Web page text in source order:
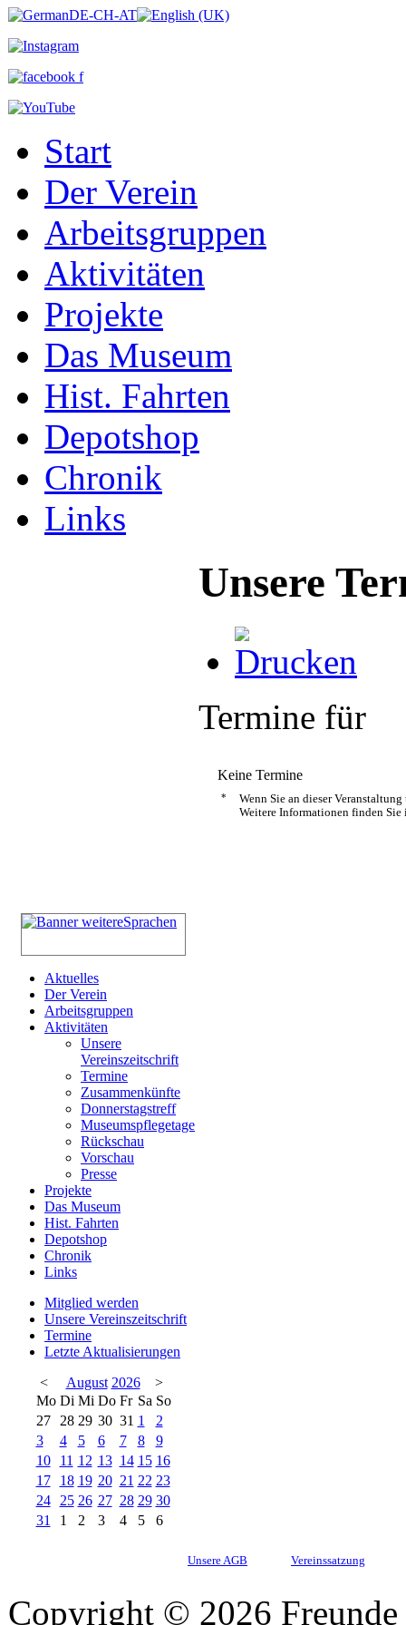
Start
Der Verein
Arbeitsgruppen
Aktivitäten
Projekte
Das Museum
Hist. Fahrten
Depotshop
Chronik
Links
Unsere
Termine für
Keine Termine
*
Wenn Sie an dieser
Weitere Informationen finden Sie
Aktuelles
Der Verein
Arbeitsgruppen
Aktivitäten
Unsere
Vereinszeitschrift
Termine
Zusammenkünfte
Donnerstagstreff
Museumspflegetage
Rückschau
Vorschau
Presse
Projekte
Das Museum
Hist. Fahrten
Depotshop
Chronik
Links
Mitglied werden
Unsere Vereinszeitschrift
Termine
Letzte Aktualisierungen
<
August 2026
>
Mo Di Mi Do Fr Sa So
27
28 29 30 31 1
2
3
4 5 6 7 8
9
10
11 12 13 14 15 16
17
18 19 20 21 22 23
24
25 26 27 28 29 30
31
1 2 3 4 5 6
Unsere AGB Vereinssatzung
Copyright © 2026